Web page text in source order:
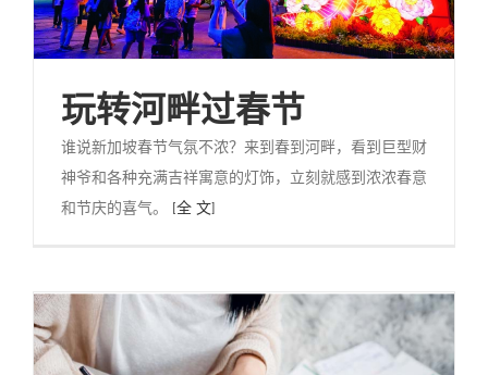
玩转河畔过春节
谁说新加坡春节气氛不浓？来到春到河畔，看到巨型财
神爷和各种充满吉祥寓意的灯饰，立刻就感到浓浓春意
和节庆的喜气。 [全 文]